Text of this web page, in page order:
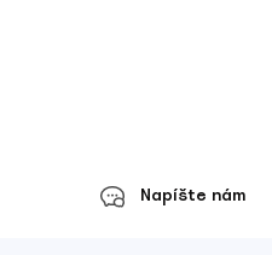
Napíšte nám